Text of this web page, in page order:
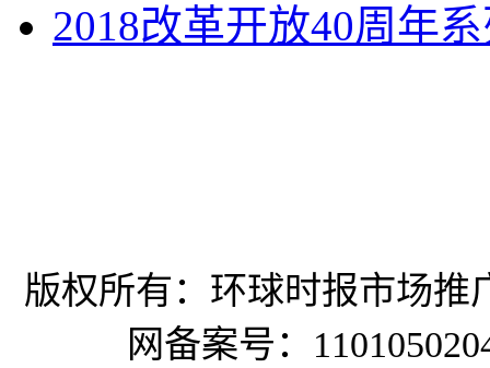
2018改革开放40周年
版权所有：环球时报市场推
网备案号：